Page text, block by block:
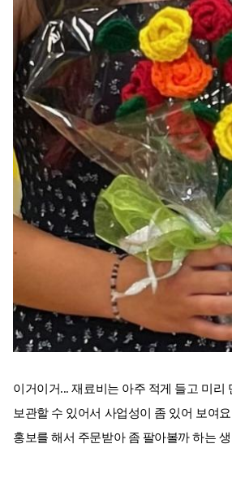
이거이거... 재료비는 아주 적게 들고 미리
보관할 수 있어서 사업성이 좀 있어 보여
홍보를 해서 주문받아 좀 팔아볼까 하는